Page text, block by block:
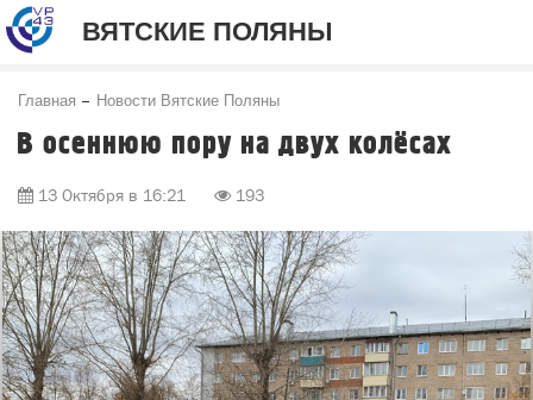
ВЯТСКИЕ ПОЛЯНЫ
Главная Новости Вятские Поляны
В осеннюю пору на двух колёсах
13 Октября в 16:21 193